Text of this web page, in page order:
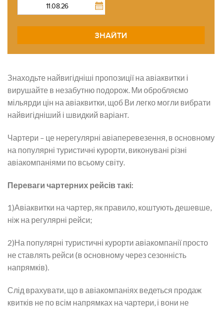
ЗНАЙТИ
Знаходьте найвигідніші пропозиції на авіаквитки і
вирушайте в незабутню подорож. Ми обробляємо
мільярди цін на авіаквитки, щоб Ви легко могли вибрати
найвигідніший і швидкий варіант.
Чартери – це нерегулярні авіаперевезення, в основному
на популярні туристичні курорти, виконувані різні
авіакомпаніями по всьому світу.
Переваги чартерних рейсів такі:
1)Авіаквитки на чартер, як правило, коштують дешевше,
ніж на регулярні рейси;
2)На популярні туристичні курорти авіакомпанії просто
не ставлять рейси (в основному через сезонність
напрямків).
Слід врахувати, що в авіакомпаніях ведеться продаж
квитків не по всім напрямках на чартери, і вони не